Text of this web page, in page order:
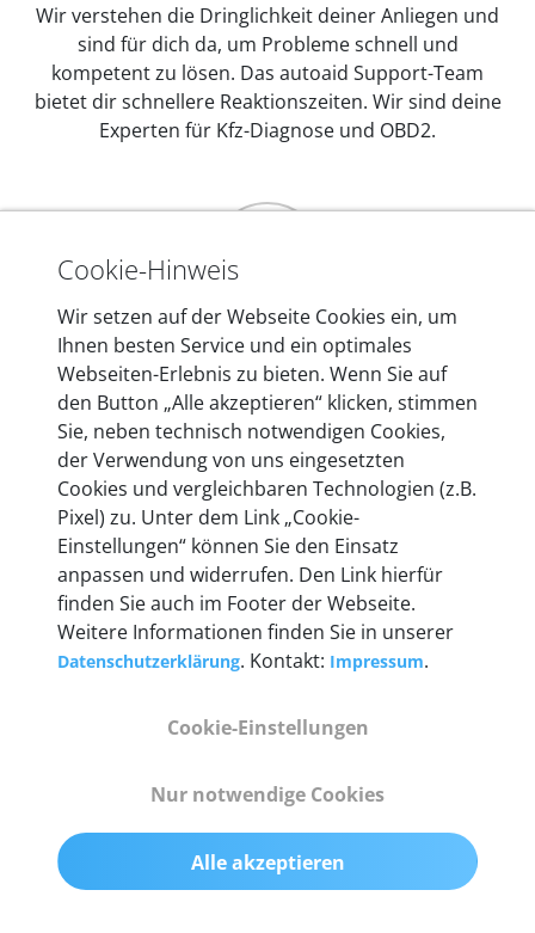
Wir verstehen die Dringlichkeit deiner Anliegen und
sind für dich da, um Probleme schnell und
kompetent zu lösen. Das autoaid Support-Team
bietet dir schnellere Reaktionszeiten. Wir sind deine
Experten für Kfz-Diagnose und OBD2.
Mehr als 10 Jahre Erfahrung
In den Kfz-Diagnosegeräten von autoaid stecken
mehr als 10 Jahre Erfahrung, und auch in Zukunft
entwickeln wir unsere Produkte am Standort in
Berlin laufend weiter. Auf diese Qualität vertrauen
heute mehr als 60.000 Privatkunden und
Unternehmen.
Technische Details &
Lieferumfang
55 mm x 25 mm x 12 mm
Cookie-Hinweis
Wir setzen auf der Webseite Cookies ein, um
Ihnen besten Service und ein optimales
Webseiten-Erlebnis zu bieten. Wenn Sie auf
den Button „Alle akzeptieren“ klicken, stimmen
Sie, neben technisch notwendigen Cookies,
der Verwendung von uns eingesetzten
Cookies und vergleichbaren Technologien (z.B.
Pixel) zu. Unter dem Link „Cookie-
Einstellungen“ können Sie den Einsatz
anpassen und widerrufen. Den Link hierfür
finden Sie auch im Footer der Webseite.
Weitere Informationen finden Sie in unserer
Datenschutzerklärung. Kontakt: Impressum.
Cookie-Einstellungen
Nur notwendige Cookies
Alle akzeptieren